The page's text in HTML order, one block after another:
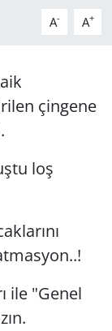
A- A+
çingene
loş
ile "Genel